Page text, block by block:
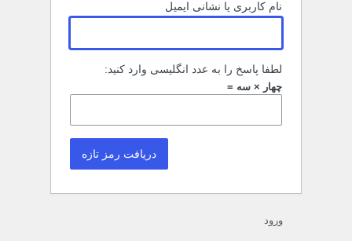
نام کاربری یا نشانی ایمیل
لطفا پاسخ را به عدد انگلیسی وارد کنید:
چهار × سه =
ورود